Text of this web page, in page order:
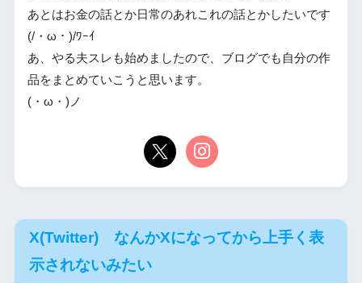
あとはお金の話とか日常のあれこれの話とかしたいです
(/・ω・)/ﾜｰｲ
あ、やる夫スレも始めましたので、ブログでも自分の作
品をまとめていこうと思います。
(・ω・)ノ
X(Twitter) なんかXになってから上手く表
示されないみたい